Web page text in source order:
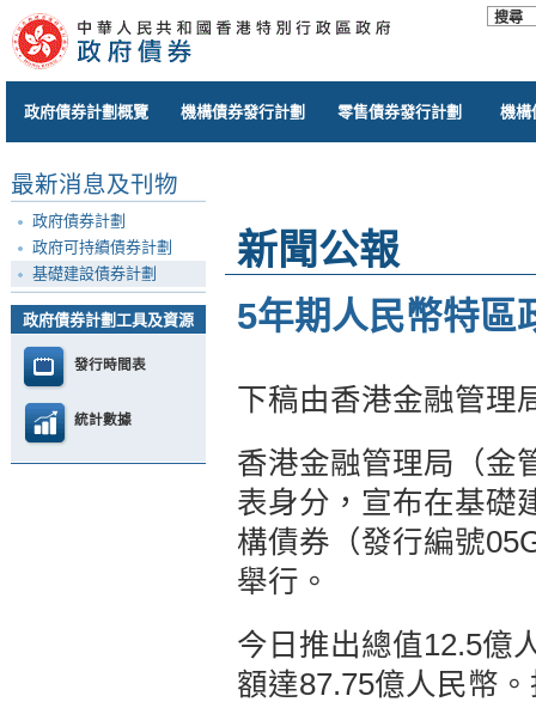
政府債券計劃概覽 機構債券發行計劃 零售債券發行計劃 機構
最新消息及刊物
政府債券計劃
政府可持續債券計劃
基礎建設債券計劃
政府債券計劃工具及資源
發行時間表
統計數據
新聞公報
5年期人民幣特區
下稿由香港金融管理
香港金融管理局（金
表身分，宣布在基礎
構債券（發行編號
舉行。
今日推出總值12.5億
額達87.75億人民幣